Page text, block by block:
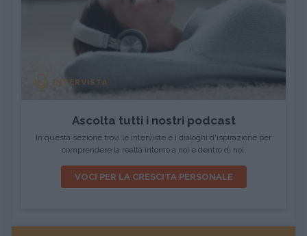
INTERVISTA
Ascolta tutti i nostri podcast
In questa sezione trovi le interviste e i dialoghi d'ispirazione per
comprendere la realtà intorno a noi e dentro di noi.
VOCI PER LA CRESCITA PERSONALE